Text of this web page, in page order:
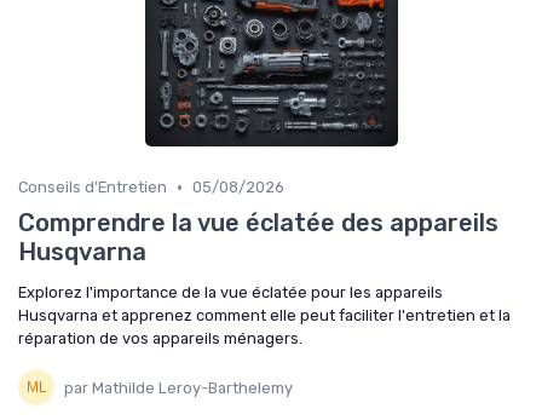
Conseils d'Entretien • 05/08/2026
Comprendre la vue éclatée des appareils
Husqvarna
Explorez l'importance de la vue éclatée pour les appareils
Husqvarna et apprenez comment elle peut faciliter l'entretien et la
réparation de vos appareils ménagers.
par Mathilde Leroy-Barthelemy